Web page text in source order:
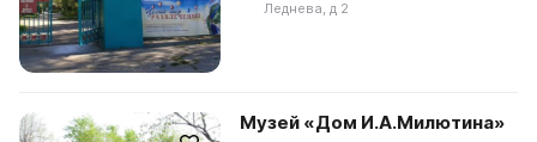
парка вдоль улицы Леднева. Одн...
Леднева, д 2
Музей «Дом И.А.Милютина»